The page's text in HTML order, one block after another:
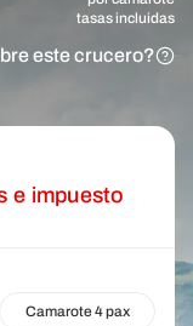
tasas incluidas
este crucero?
e impuesto
Camarote 4 pax